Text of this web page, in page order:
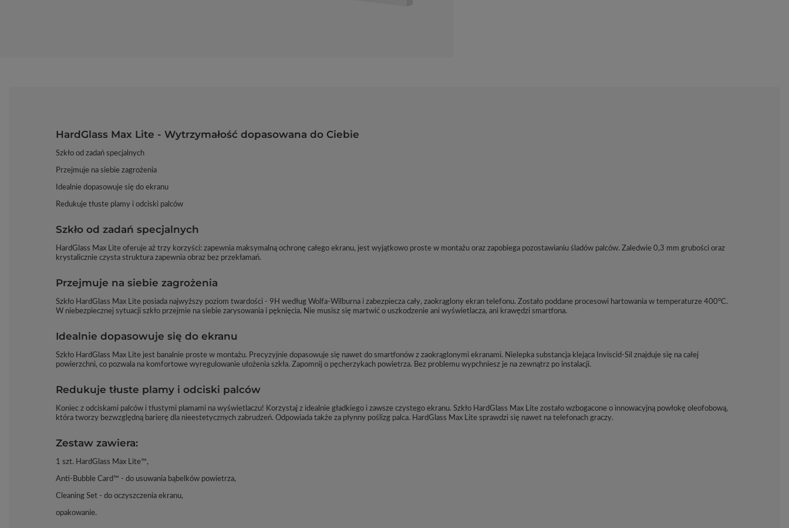
HardGlass Max Lite - Wytrzymałość dopasowana do Ciebie
Szkło od zadań specjalnych
Przejmuje na siebie zagrożenia
Idealnie dopasowuje się do ekranu
Redukuje tłuste plamy i odciski palców
Szkło od zadań specjalnych
HardGlass Max Lite oferuje aż trzy korzyści: zapewnia maksymalną ochronę całego ekranu, jest wyjątkowo proste w montażu oraz zapobiega pozostawianiu śladów palców. Zaledwie 0,3 mm grubości oraz
krystalicznie czysta struktura zapewnia obraz bez przekłamań.
Przejmuje na siebie zagrożenia
Szkło HardGlass Max Lite posiada najwyższy poziom twardości - 9H według Wolfa-Wilburna i zabezpiecza cały, zaokrąglony ekran telefonu. Zostało poddane procesowi hartowania w temperaturze 400°C.
W niebezpiecznej sytuacji szkło przejmie na siebie zarysowania i pęknięcia. Nie musisz się martwić o uszkodzenie ani wyświetlacza, ani krawędzi smartfona.
Idealnie dopasowuje się do ekranu
Szkło HardGlass Max Lite jest banalnie proste w montażu. Precyzyjnie dopasowuje się nawet do smartfonów z zaokrąglonymi ekranami. Nielepka substancja klejąca Inviscid-Sil znajduje się na całej
powierzchni, co pozwala na komfortowe wyregulowanie ułożenia szkła. Zapomnij o pęcherzykach powietrza. Bez problemu wypchniesz je na zewnątrz po instalacji.
Redukuje tłuste plamy i odciski palców
Koniec z odciskami palców i tłustymi plamami na wyświetlaczu! Korzystaj z idealnie gładkiego i zawsze czystego ekranu. Szkło HardGlass Max Lite zostało wzbogacone o innowacyjną powłokę oleofobową,
która tworzy bezwzględną barierę dla nieestetycznych zabrudzeń. Odpowiada także za płynny poślizg palca. HardGlass Max Lite sprawdzi się nawet na telefonach graczy.
Zestaw zawiera:
1 szt. HardGlass Max Lite™,
Anti-Bubble Card™ - do usuwania bąbelków powietrza,
Cleaning Set - do oczyszczenia ekranu,
opakowanie.